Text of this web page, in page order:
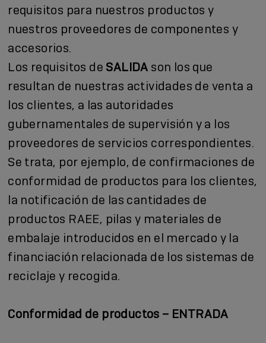
requisitos para nuestros productos y
nuestros proveedores de componentes y
accesorios.
Los requisitos de SALIDA son los que
resultan de nuestras actividades de venta a
los clientes, a las autoridades
gubernamentales de supervisión y a los
proveedores de servicios correspondientes.
Se trata, por ejemplo, de confirmaciones de
conformidad de productos para los clientes,
la notificación de las cantidades de
productos RAEE, pilas y materiales de
embalaje introducidos en el mercado y la
financiación relacionada de los sistemas de
reciclaje y recogida.
Conformidad de productos – ENTRADA